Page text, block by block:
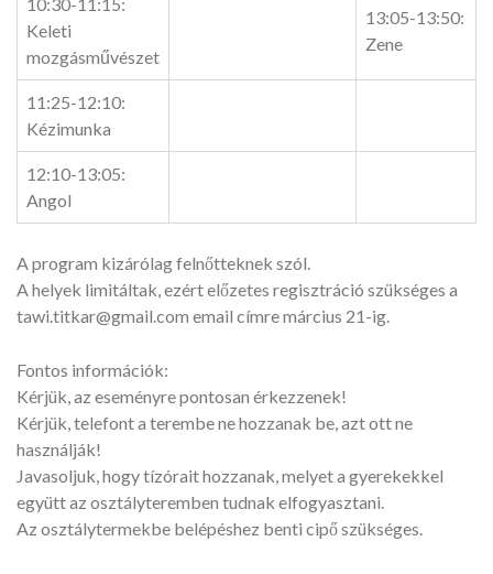
Keleti
mozgásművészet
13:05-13:50:
Zene
11:25-12:10:
Kézimunka
12:10-13:05:
Angol
A program kizárólag felnőtteknek szól.
A helyek limitáltak, ezért előzetes regisztráció szükséges a
tawi.titkar@gmail.com email címre március 21-ig.
Fontos információk:
Kérjük, az eseményre pontosan érkezzenek!
Kérjük, telefont a terembe ne hozzanak be, azt ott ne
használják!
Javasoljuk, hogy tízórait hozzanak, melyet a gyerekekkel
együtt az osztályteremben tudnak elfogyasztani.
Az osztálytermekbe belépéshez benti cipő szükséges.